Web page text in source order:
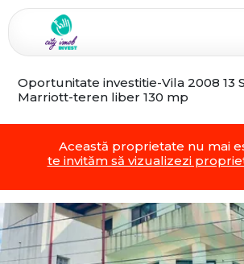
Oportunitate investitie-Vila 2008 13
Marriott-teren liber 130 mp
Această proprietate nu mai
te invităm să vizualizezi